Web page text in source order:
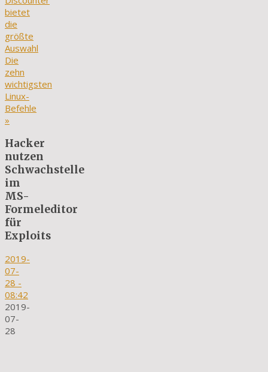
bietet
die
größte
Auswahl
Die
zehn
wichtigsten
Linux-
Befehle
»
Hacker
nutzen
Schwachstelle
im
MS-
Formeleditor
für
Exploits
2019-
07-
28 -
08:42
2019-
07-
28